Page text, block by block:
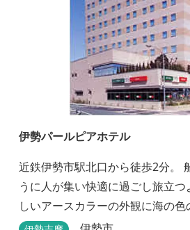
伊勢パールピアホテル
近鉄伊勢市駅北口から徒歩2分。
うに人が集い快適に過ごし旅立
しいアースカラーの外観に海の
の桟橋と名付けたホテルは伊勢志